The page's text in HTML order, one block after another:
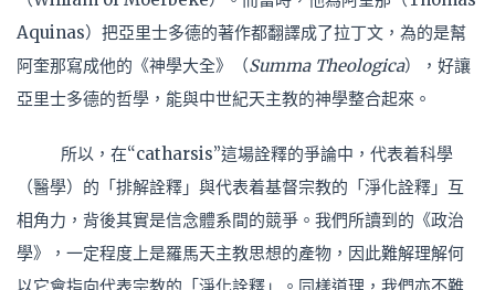
Aquinas）把亞里士多德的著作都翻譯成了拉丁文，為的是幫
阿奎那寫成他的《神學大全》（Summa Theologica），好讓
亞里士多德的哲學，能與中世紀天主教的神學整合起來。
所以，在“catharsis”這場詮釋的爭論中，代表着科學
（醫學）的「排解詮釋」與代表着基督宗教的「淨化詮釋」互
相角力，背後其實是信念體系間的競爭。我們所讀到的《政治
學》，一定程度上是羅馬天主教思想的產物，因此難解理解何